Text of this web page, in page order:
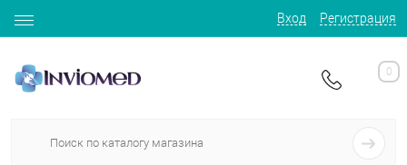
Вход Регистрация
0